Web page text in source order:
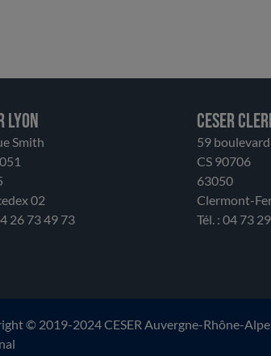
in fine une stabilité relative,
une légère érosion. La dépendance
ressources nationales et la perte
d’autonomie fiscale rendent les
vulnérables. La gestion devenue
opérationnelle au niveau des
et les lycées, modifie son rôle.
et soutien au fonctionnement
acteurs économiques, sociaux et
LYON
Smith
02
26 73 49 73
CESER
59
CS 90706
63050
Clermont-
Tél. : 04 73
© 2019-2024 CESER Auvergne-Rhône-